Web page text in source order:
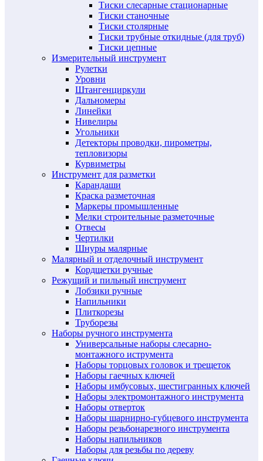
Тиски слесарные стационарные
Тиски станочные
Тиски столярные
Тиски трубные откидные (для труб)
Тиски цепные
Измерительный инструмент
Рулетки
Уровни
Штангенциркули
Дальномеры
Линейки
Нивелиры
Угольники
Детекторы проводки, пирометры,
тепловизоры
Курвиметры
Инструмент для разметки
Карандаши
Краска разметочная
Маркеры промышленные
Мелки строительные разметочные
Отвесы
Чертилки
Шнуры малярные
Малярный и отделочный инструмент
Кордщетки ручные
Режущий и пильный инструмент
Лобзики ручные
Напильники
Плиткорезы
Труборезы
Наборы ручного инструмента
Универсальные наборы слесарно-
монтажного иструмента
Наборы торцовых головок и трещеток
Наборы гаечных ключей
Наборы имбусовых, шестигранных ключей
Наборы электромонтажного инструмента
Наборы отверток
Наборы шарнирно-губцевого инструмента
Наборы резьбонарезного инструмента
Наборы напильников
Наборы для резьбы по дереву